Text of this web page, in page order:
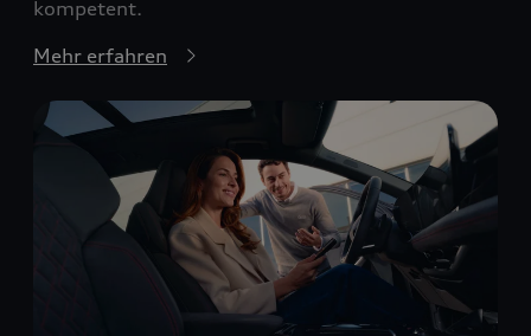
kompetent.
Mehr erfahren